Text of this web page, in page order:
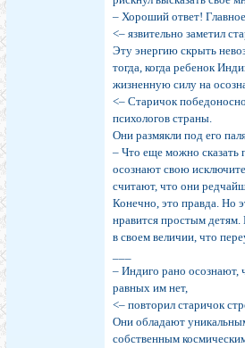
– Хороший ответ!
<– язвительно заметил
Эту энергию скрыть
тогда, когда ребенок
жизненную силу на
<– Старичок
психологов страны.
Они размякли под его
– Что еще можно сказать
осознают свою
считают, что они
Конечно, это правда. Но
нравится простым детям.
в своем величии, что
– Индиго рано осознают,
равных им нет,
<– повторил старичок
Они обладают
собственным